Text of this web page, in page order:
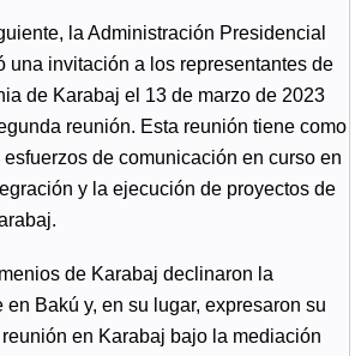
la Administración Presidencial
una invitación a los representantes de
de Karabaj el 13 de marzo de 2023
reunión. Esta reunión tiene como
de comunicación en curso en
y la ejecución de proyectos de
de Karabaj declinaron la
Bakú y, en su lugar, expresaron su
en Karabaj bajo la mediación